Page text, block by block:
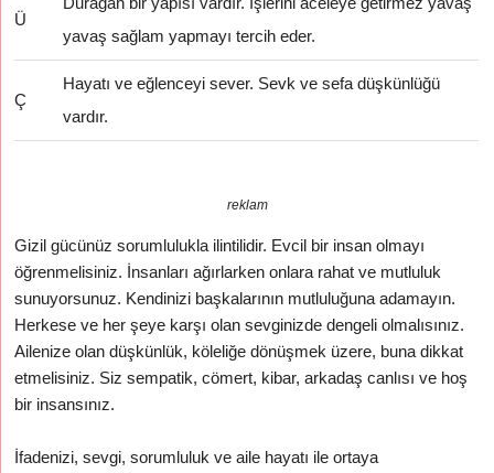
Ü
yavaş sağlam yapmayı tercih eder.
Ç
Hayatı ve eğlenceyi sever. Sevk ve sefa düşkünlüğü
vardır.
reklam
Gizil gücünüz sorumlulukla ilintilidir. Evcil bir insan olmayı
öğrenmelisiniz. İnsanları ağırlarken onlara rahat ve mutluluk
sunuyorsunuz. Kendinizi başkalarının mutluluğuna adamayın.
Herkese ve her şeye karşı olan sevginizde dengeli olmalısınız.
Ailenize olan düşkünlük, köleliğe dönüşmek üzere, buna dikkat
etmelisiniz. Siz sempatik, cömert, kibar, arkadaş canlısı ve hoş
bir insansınız.
İfadenizi, sevgi, sorumluluk ve aile hayatı ile ortaya